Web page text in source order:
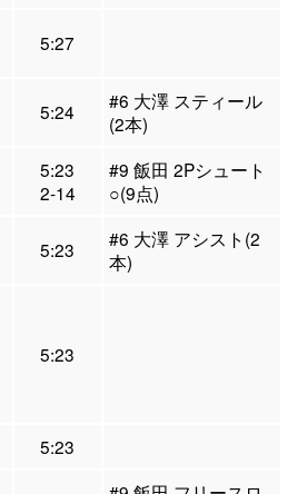
5:27
5:24
#6 大澤 スティール
(2本)
5:23
2-14
#9 飯田 2Pシュート
○(9点)
5:23
#6 大澤 アシスト(2
本)
5:23
5:23